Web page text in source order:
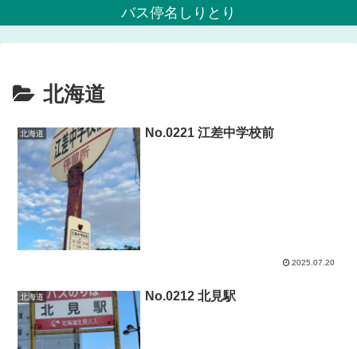
バス停名しりとり
北海道
北海道 No.0221 江差中学校前
2025.07.20
北海道 No.0212 北見駅